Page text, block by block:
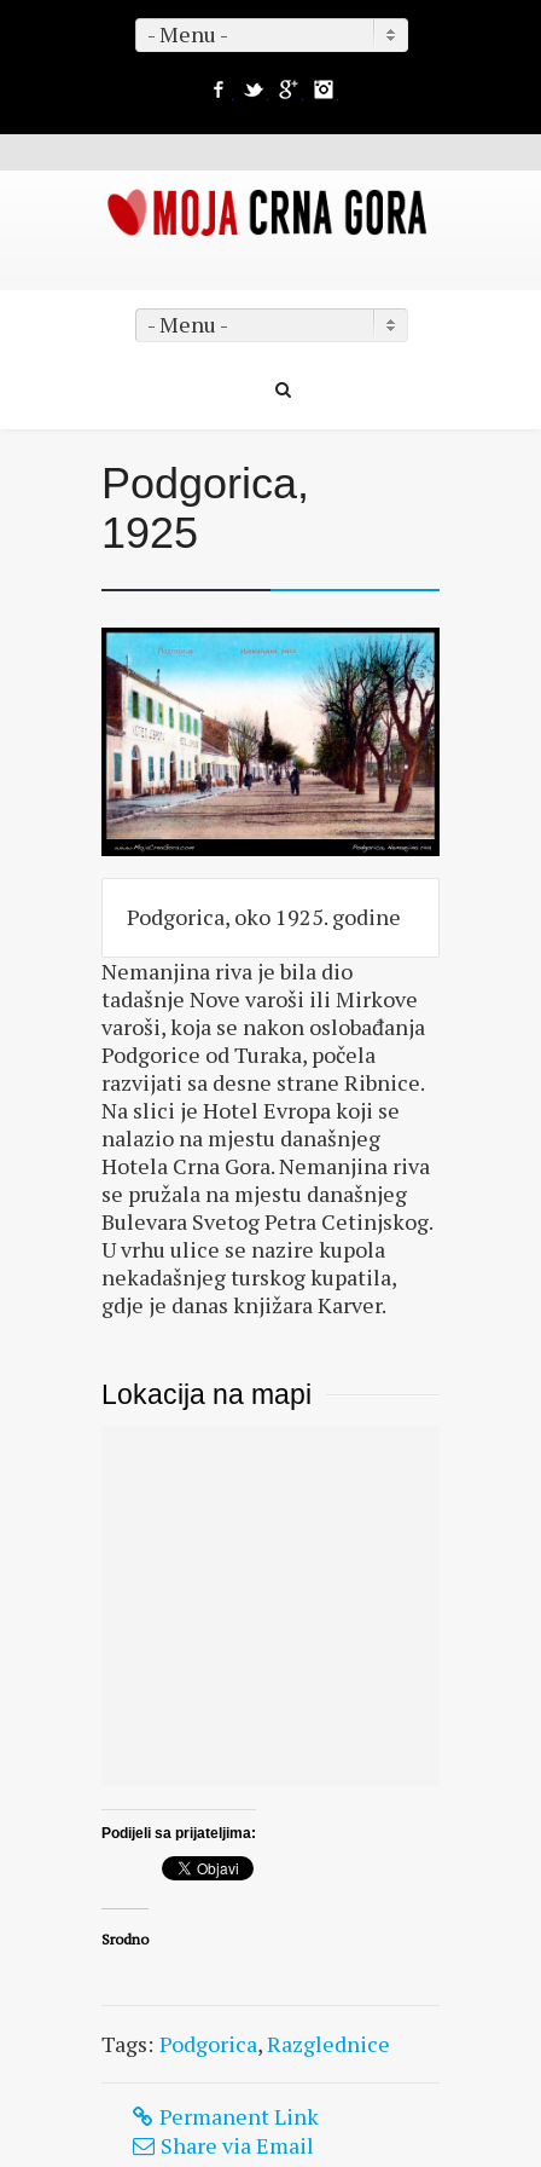
- Menu -
Facebook
TwitterGoogle+
- Menu -
Podgorica,
1925
Podgorica, oko 1925. godine
Nemanjina riva je bila dio
tadašnje Nove varoši ili Mirkove
varoši, koja se nakon oslobađanja
Podgorice od Turaka, počela
razvijati sa desne strane Ribnice.
Na slici je Hotel Evropa koji se
nalazio na mjestu današnjeg
Hotela Crna Gora. Nemanjina riva
se pružala na mjestu današnjeg
Bulevara Svetog Petra Cetinjskog.
U vrhu ulice se nazire kupola
nekadašnjeg turskog kupatila,
gdje je danas knjižara Karver.
Lokacija na mapi
Podijeli sa prijateljima:
Srodno
Tags: Podgorica,Razglednice
Permanent Link
Share via Email